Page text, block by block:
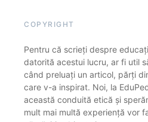
COPYRIGHT
Pentru că scrieți despre
datorită acestui lucru, ar fi util
când preluați un articol, părți
care v-a inspirat. Noi, la
această conduită etică și
mult mai multă experiență vor